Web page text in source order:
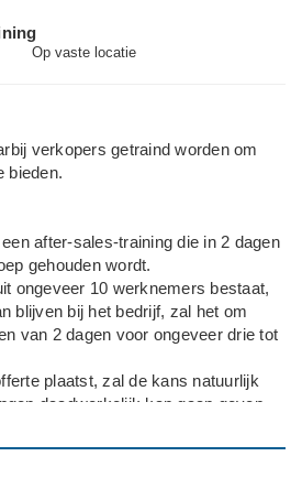
Op vaste locatie
verkopers getraind worden om
bieden.
after-sales-training die in 2 dagen
gehouden wordt.
ongeveer 10 werknemers bestaat,
blijven bij het bedrijf, zal het om
van 2 dagen voor ongeveer drie tot
plaatst, zal de kans natuurlijk
daadwerkelijk kan gaan geven.